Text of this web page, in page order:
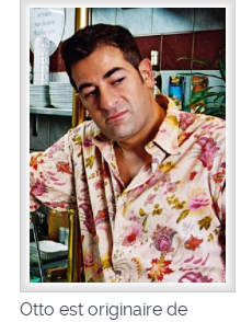
Otto est originaire de